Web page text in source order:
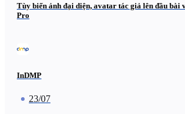
Tùy biến ảnh đại diện, avatar tác giả lên đầu bài
Pro
InDMP
23/07